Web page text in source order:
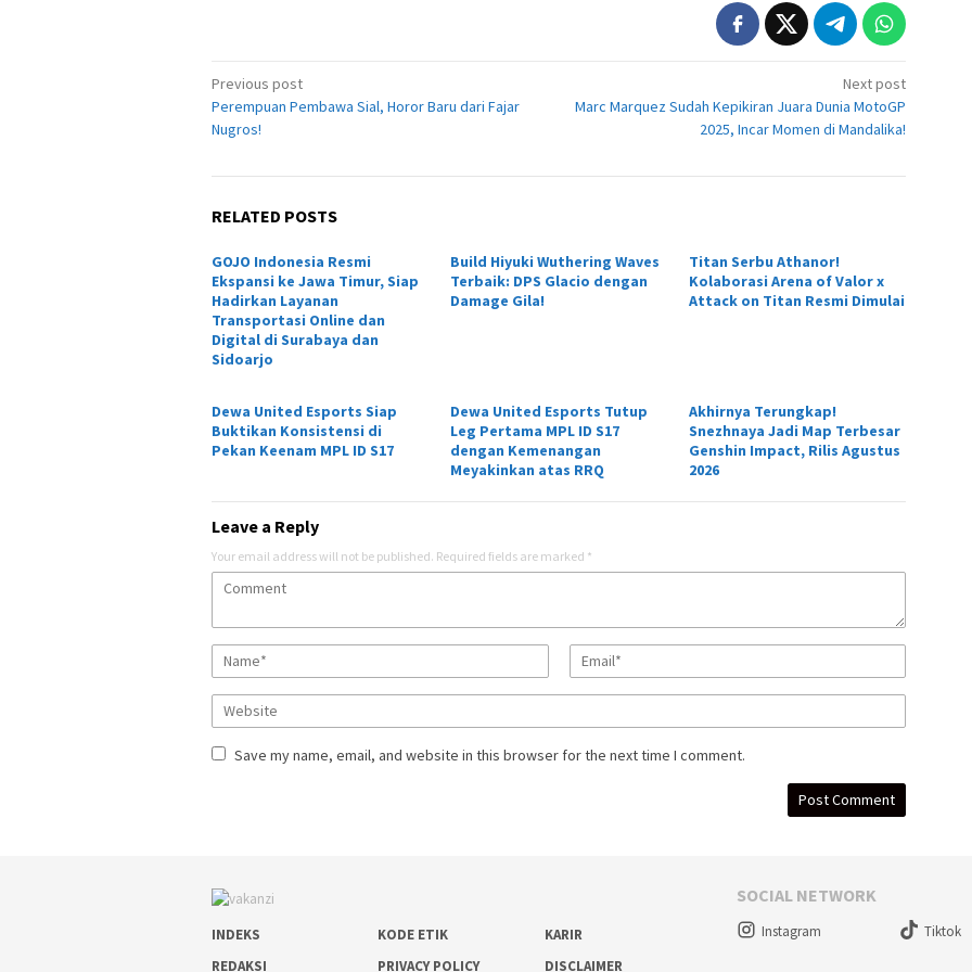
Post
navigation
Previous post
Perempuan Pembawa Sial, Horor Baru dari Fajar
Nugros!
Next post
Marc Marquez Sudah Kepikiran Juara Dunia MotoGP
2025, Incar Momen di Mandalika!
RELATED POSTS
GOJO Indonesia Resmi
Ekspansi ke Jawa Timur, Siap
Hadirkan Layanan
Transportasi Online dan
Digital di Surabaya dan
Sidoarjo
Build Hiyuki Wuthering Waves
Terbaik: DPS Glacio dengan
Damage Gila!
Titan Serbu Athanor!
Kolaborasi Arena of Valor x
Attack on Titan Resmi Dimulai
Dewa United Esports Siap
Buktikan Konsistensi di
Pekan Keenam MPL ID S17
Dewa United Esports Tutup
Leg Pertama MPL ID S17
dengan Kemenangan
Meyakinkan atas RRQ
Akhirnya Terungkap!
Snezhnaya Jadi Map Terbesar
Genshin Impact, Rilis Agustus
2026
Leave a Reply
Your email address will not be published. Required fields are marked *
Save my name, email, and website in this browser for the next time I comment.
INDEKS KODE ETIK
KARIR
REDAKSI
PRIVACY POLICY DISCLAIMER
SOCIAL NETWORK
Instagram Tiktok